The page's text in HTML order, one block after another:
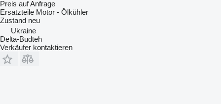
Preis auf Anfrage
Ersatzteile Motor - Ölkühler
Zustand neu
Ukraine
Delta-Budteh
Verkäufer kontaktieren